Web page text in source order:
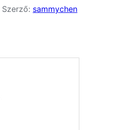
Szerző: sammychen